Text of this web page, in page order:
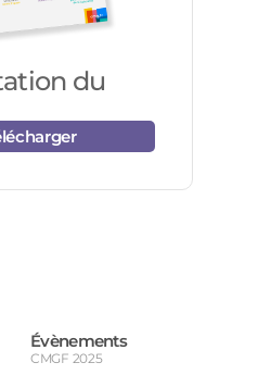
du
Évènements
CMGF 2025